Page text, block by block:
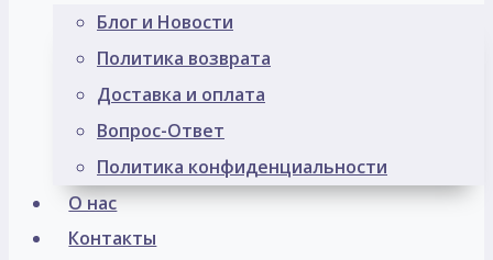
Блог и Новости
Политика возврата
Доставка и оплата
Вопрос-Ответ
Политика конфиденциальности
О нас
Контакты